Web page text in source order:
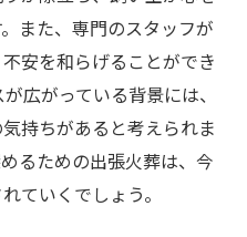
また、専門のスタッフが
安を和らげることができ
広がっている背景には、
持ちがあると考えられま
るための出張火葬は、今
ていくでしょう。